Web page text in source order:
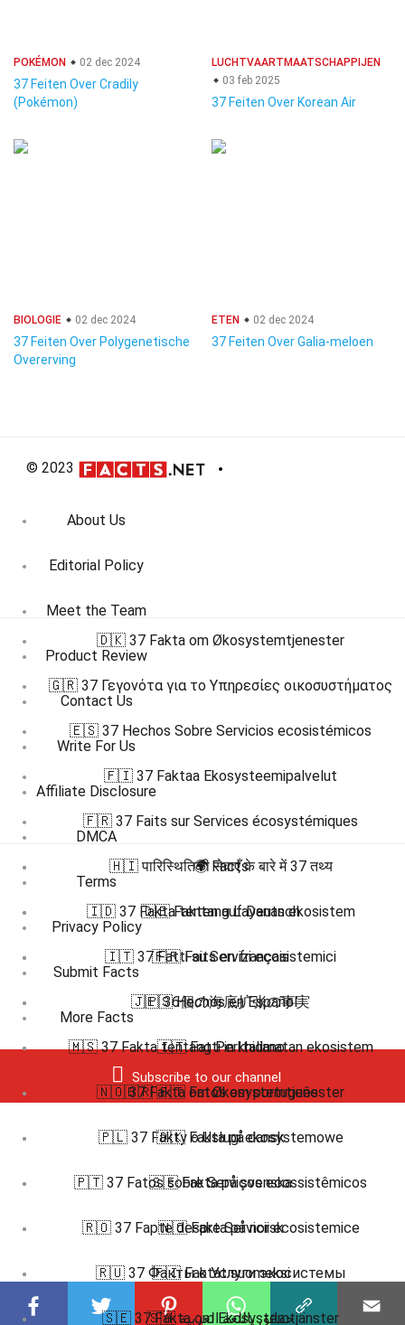
POKÉMON 02 dec 2024
37 Feiten Over Cradily
(Pokémon)
LUCHTVAARTMAATSCHAPPIJEN
03 feb 2025
37 Feiten Over Korean Air
BIOLOGIE 02 dec 2024
37 Feiten Over Polygenetische
Overerving
ETEN 02 dec 2024
37 Feiten Over Galia-meloen
© 2023
About Us
Editorial Policy
Meet the Team
Product Review
Contact Us
Write For Us
Affiliate Disclosure
DMCA
Terms
Privacy Policy
Submit Facts
More Facts
Subscribe to our channel
🇩🇰 37 Fakta om Økosystemtjenester
🇬🇷 37 Γεγονότα για το Υπηρεσίες οικοσυστήματος
🇪🇸 37 Hechos Sobre Servicios ecosistémicos
🇫🇮 37 Faktaa Ekosysteemipalvelut
🇫🇷 37 Faits sur Services écosystémiques
🇭🇮 पारिस्थितिकी सेवाएँ के बारे में 37 तथ्य
🇮🇩 37 Fakta tentang Layanan ekosistem
🇮🇹 37 Fatti su Servizi ecosistemici
🇯🇵 36個の海底扩张の事実
🇲🇸 37 Fakta tentang Perkhidmatan ekosistem
🇳🇴 37 Fakta om Økosystemtjenester
🇵🇱 37 Fakty o Usługi ekosystemowe
🇵🇹 37 Fatos sobre Serviços ecossistêmicos
🇷🇴 37 Fapte despre Servicii ecosistemice
🇷🇺 37 Факты о Услуги экосистемы
🇸🇪 37 Fakta om Ekosystemtjänster
🌍 Facts
🇩🇪 Fakten auf Deutsch
🇫🇷 Faits en français
🇪🇸 Hechos en Español
🇮🇹 Fatti in Italiano
🇧🇷 🇵🇹 Fatos em português
🇩🇰 Fakta på dansk
🇸🇪 Fakta på svenska
🇳🇴 Fakta på norsk
🇫🇮 Faktat suomeksi
🇸🇦 حقائق باللغة العربية